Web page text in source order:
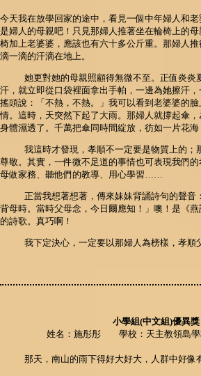
今天我在放學回家的途中，看見一個中年婦人和
是婦人的母親吧！只見那婦人推著坐在輪椅上的
椅加上老婆婆，應該也有六十多公斤重。那婦人
滴一滴的汗滴在地上。
她更對她的母親照顧得無微不至。正值炎炎
汗，就立即從口袋裡面拿出手帕，一邊為她擦汗
搖頭說：「不熱，不熱。」我可以看到老婆婆的
情。這時，天突然下起了大雨。那婦人就撐起傘
身體濕透了。千萬把傘同時間綻放，彷如一片花海
我這時才發現，孝順不一定要是物質上的；
尊敬。其實，一件微不足道的事情也可表現我們
母做家務、聽他們的教導、用心學習……
正當我想著想著，傳來妹妹背誦詩句的聲
背母時。當時父母念，今日爾應知！」噢！是《
的詩歌。真巧啊！
我下定決心，一定要以那婦人為榜樣，孝順
小學組(中文組)優異獎
姓名：施彤彤 學校：天主教領島
那天，南山的雨下得好大好大，人群中好